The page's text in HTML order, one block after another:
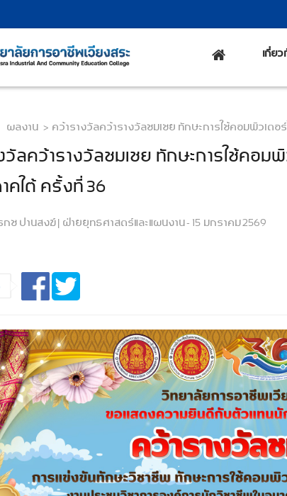
เกี่ย
ผลงาน > คว้ารางวัลคว้ารางวัลชมเชย ทักษะการใช้คอมพิวเต
วัลคว้ารางวัลชมเชย ทักษะการใช้คอ
คใต้ ครั้งที่ 36
ช ปานสงฆ์ | ฝ่ายยุทธศาสตร์และแผนงาน - 15 มกราคม 2569